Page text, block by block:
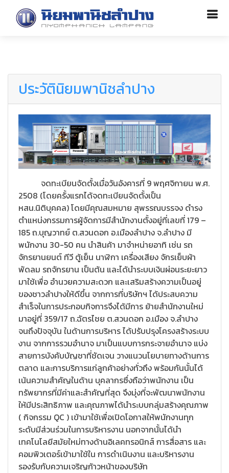
ประวัตินิยมพานิชลำปาง
จดทะเบียนจัดตั้งเมื่อวันอังคารที่ 9 พฤศจิกายน พ.ศ.
2508 (โดยครั้งแรกได้จดทะเบียนจัดตั้งเป็น
หสน.นิติบุคคล) โดยมีคุณสมหมาย สุพรรณบรรจง ดำรง
ตำแหน่งกรรมการผู้จัดการมีสำนักงานตั้งอยู่ที่เลขที่ 179 –
185 ถ.บุญวาทย์ ต.สวนดอก อ.เมืองลำปาง จ.ลำปาง มี
พนักงาน 30-50 คน นำสินค้า มาจำหน่ายอาทิ เช่น รถ
จักรยานยนต์ ทีวี ตู้เย็น นาฬิกา เครื่องเสียง จักรเย็บผ้า
พัดลม รถจักรยาน เป็นต้น และได้นำระบบเงินผ่อนระยะยาว
มาใช้เพื่อ อำนวยความสะดวก และเสริมสร้างความเป็นอยู่
ของชาวลำปางให้ดีขึ้น จากการที่บริษัทฯ ได้ประสบความ
สำเร็จในการประกอบกิจการจึงได้มีการ ย้ายสำนักงานใหม่
มาอยู่ที่ 359/17 ถ.ฉัตรไชย ต.สวนดอก อ.เมือง จ.ลำปาง
จนถึงปัจจุบัน ในด้านการบริหาร ได้ปรับปรุงโครงสร้างระบบ
งาน จากการรวมอำนาจ มาเป็นแบบการกระจายอำนาจ แบ่ง
สายการบังคับบัญชาที่ชัดเจน วางแนวนโยบายทางด้านการ
ตลาด และการบริการแก่ลูกค้าอย่างทั่วถึง พร้อมกันนั้นได้
เน้นความสำคัญในด้าน บุคลากรซึ่งถือว่าพนักงาน เป็น
ทรัพยากรที่มีค่าและสำคัญที่สุด จึงมุ่งที่จะพัฒนาพนักงาน
ให้มีประสิทธิภาพ และคุณภาพได้นำระบบกลุ่มสร้างคุณภาพ
( กิจกรรม QC ) เข้ามาใช้เพื่อเปิดโอกาสให้พนักงานทุก
ระดับมีส่วนร่วมในการบริหารงาน นอกจากนั้นได้นำ
เทคโนโลยีสมัยใหม่ทางด้านอิเลคทรอนิกส์ การสื่อสาร และ
คอมพิวเตอร์เข้ามาใช้ใน การดำเนินงาน และบริหารงาน
รองรับกับความเจริญก้าวหน้าของบริษัท